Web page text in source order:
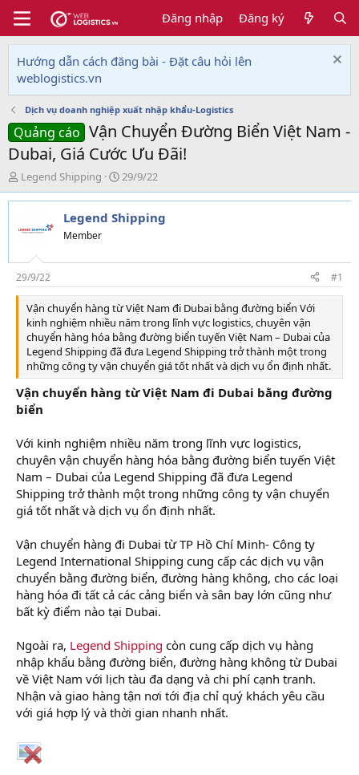
Đăng nhập Đăng ký
Hướng dẫn cách đăng bài - Đặt câu hỏi lên
weblogistics.vn
Dịch vụ doanh nghiệp xuất nhập khẩu-Logistics
Quảng cáo Vận Chuyển Đường Biển Việt Nam -
Dubai, Giá Cước Ưu Đãi!
T
h
r
a
s
t
a
Legend Shipping
N
g
à
y
i
29/9/22
Legend Shipping
Member
29/9/22 #1
Vận chuyển hàng từ Việt Nam đi Dubai bằng đường biển Với
kinh nghiệm nhiều năm trong lĩnh vực logistics, chuyên vận
chuyển hàng hóa bằng đường biển tuyến Việt Nam – Dubai của
Legend Shipping đã đưa Legend Shipping trở thành một trong
những công ty vận chuyển giá tốt nhất và dịch vụ ổn định nhất.
Vận chuyển hàng từ Việt Nam đi Dubai bằng đường
biển
Với kinh nghiệm nhiều năm trong lĩnh vực logistics,
chuyên vận chuyển hàng hóa bằng đường biển tuyến Việt
Nam – Dubai của Legend Shipping đã đưa Legend
Shipping trở thành một trong những công ty vận chuyển
giá tốt nhất và dịch vụ ổn định nhất.
Vận chuyển hàng đi Dubai từ TP Hồ Chí Minh- Công ty
Legend International Shipping cung cấp các dịch vụ vận
chuyển bằng đường biển, đường hàng không, cho các loại
hàng hóa đi tất cả các cảng biển và sân bay lớn cũng như
bất kỳ điểm nào tại Dubai.
Ngoài ra, Legend Shipping còn cung cấp dịch vụ hàng
nhập khẩu bằng đường biển, đường hàng không từ Dubai
về Việt Nam với lịch tàu đa dạng và chi phí cạnh tranh.
Nhận và giao hàng tận nơi tới địa chỉ quý khách yêu cầu
với giá hợp lý và thời gian nhanh nhất.